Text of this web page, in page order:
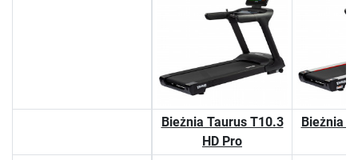
Bieżnia Taurus T10.3
HD Pro
Bieżnia